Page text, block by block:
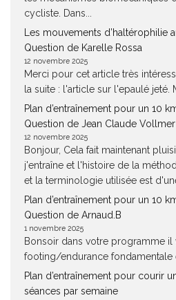
cycliste. Dans...
Les mouvements d’haltérophilie
Question de Karelle Rossa
12 novembre 2025
Merci pour cet article très
la suite : l'article sur l'epaulé jeté.
Plan d’entraînement pour un 10
Question de Jean Claude Vollmer
12 novembre 2025
Bonjour, Cela fait maintenant
j'entraîne et l'histoire de la
et la terminologie utilisée est
Plan d’entraînement pour un 10
Question de Arnaud.B
1 novembre 2025
Bonsoir dans votre programme il
footing/endurance fondamentale
Plan d’entraînement pour courir
séances par semaine